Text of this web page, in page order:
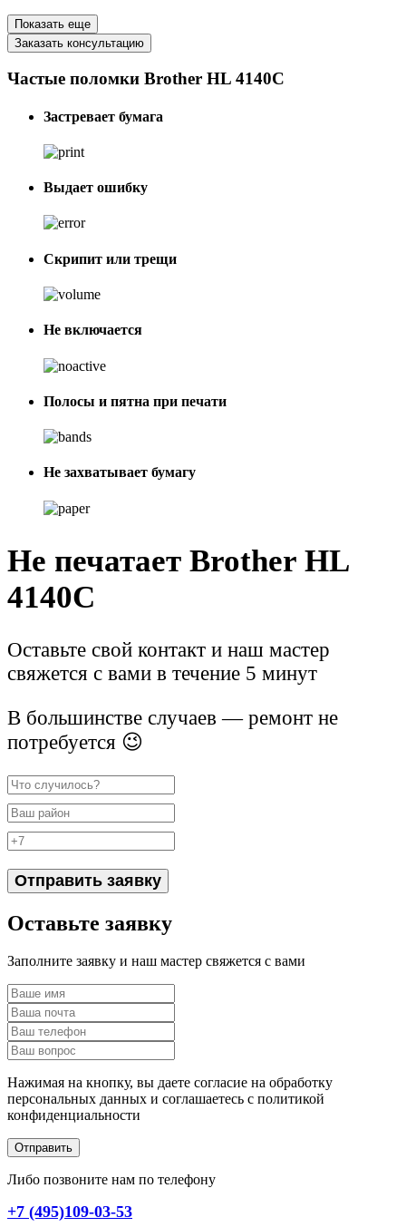
Показать еще
Заказать консультацию
Частые поломки Brother HL 4140C
Застревает бумага
Выдает ошибку
Скрипит или трещи
Не включается
Полосы и пятна при печати
Не захватывает бумагу
Не печатает Brother HL
4140C
Оставьте свой контакт и наш мастер
свяжется с вами в течение 5 минут
В большинстве случаев — ремонт не
потребуется 😉
Отправить заявку
Оставьте заявку
Заполните заявку и наш мастер свяжется с вами
Нажимая на кнопку, вы даете согласие на обработку
персональных данных и соглашаетесь c политикой
конфиденциальности
Отправить
Либо позвоните нам по телефону
+7 (495)109-03-53